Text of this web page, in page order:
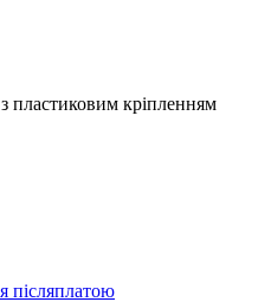
пластиковим кріпленням
післяплатою